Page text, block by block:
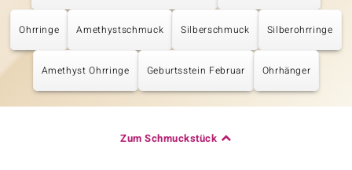
Ohrringe Amethystschmuck Silberschmuck Silberohrringe
Amethyst Ohrringe Geburtsstein Februar Ohrhänger
Zum Schmuckstück